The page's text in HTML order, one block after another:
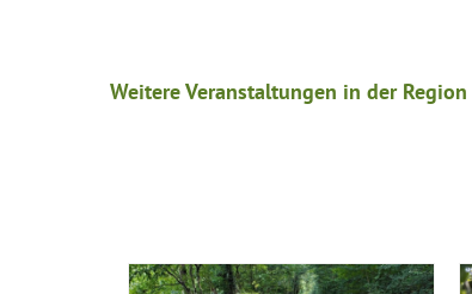
Weitere Veranstaltungen in der Region